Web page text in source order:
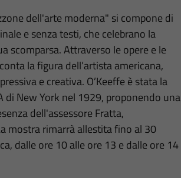
dell'arte moderna" si compone di
e senza testi, che celebrano la
scomparsa. Attraverso le opere e le
la figura dell’artista americana,
e creativa. O’Keeffe è stata la
New York nel 1929, proponendo una
dell'assessore Fratta,
mostra rimarrà allestita fino al 30
dalle ore 10 alle ore 13 e dalle ore 14